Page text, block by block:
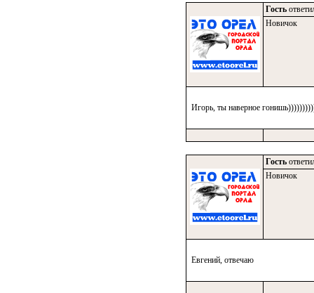
Гость
Новичок
Игорь, ты наверное
Гость
Новичок
Евгений, отвечаю